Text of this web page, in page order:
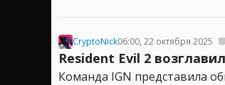
CryptoNick06:00, 22 октября 2025
Resident Evil 2
Команда IGN представила